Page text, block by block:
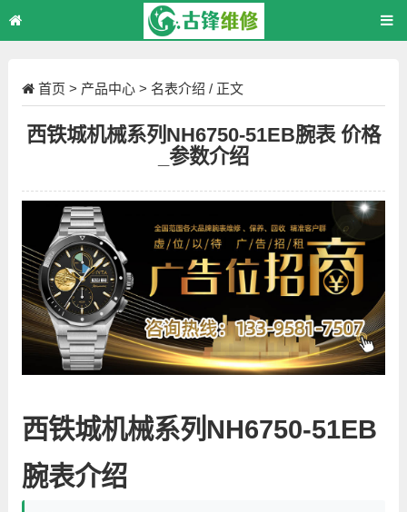
首页 > 产品中心> 名表介绍 / 正文
西铁城机械系列NH6750-51EB腕表 价格
_参数介绍
西铁城机械系列NH6750-51EB
腕表介绍